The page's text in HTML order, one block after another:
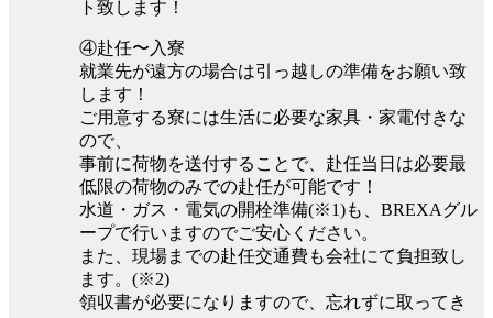
ト致します！
④赴任〜入寮
就業先が遠方の場合は引っ越しの準備をお願い致
します！
ご用意する寮には生活に必要な家具・家電付きな
ので、
事前に荷物を送付することで、赴任当日は必要最
低限の荷物のみでの赴任が可能です！
水道・ガス・電気の開栓準備(※1)も、BREXAグル
ープで行いますのでご安心ください。
また、現場までの赴任交通費も会社にて負担致し
ます。(※2)
領収書が必要になりますので、忘れずに取ってき